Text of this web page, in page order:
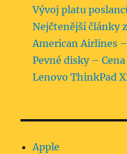
Vývoj platu
Nejčtenější články
American Airlines
Pevné disky –
Lenovo ThinkPad
Apple